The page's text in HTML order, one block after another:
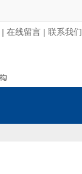
| 在线留言 | 联系我们